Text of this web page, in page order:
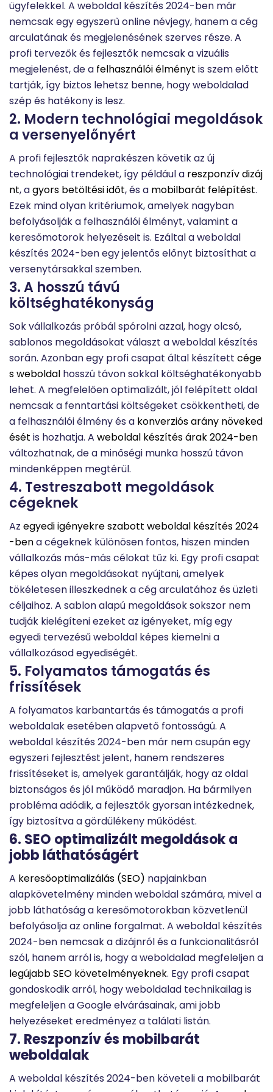
ügyfelekkel. A weboldal készítés 2024-ben már
nemcsak egy egyszerű online névjegy, hanem a cég
arculatának és megjelenésének szerves része. A
profi tervezők és fejlesztők nemcsak a vizuális
megjelenést, de a felhasználói élményt is szem előtt
tartják, így biztos lehetsz benne, hogy weboldalad
szép és hatékony is lesz.
2. Modern technológiai megoldások
a versenyelőnyért
A profi fejlesztők naprakészen követik az új
technológiai trendeket, így például a reszponzív dizáj
nt, agyors betöltési időt, és a mobilbarát felépítést.
Ezek mind olyan kritériumok, amelyek nagyban
befolyásolják a felhasználói élményt, valamint a
keresőmotorok helyezéseit is. Ezáltal a weboldal
készítés 2024-ben egy jelentős előnyt biztosíthat a
versenytársakkal szemben.
3. A hosszú távú
költséghatékonyság
Sok vállalkozás próbál spórolni azzal, hogy olcsó,
sablonos megoldásokat választ a weboldal készítés
során. Azonban egy profi csapat által készített cége
s weboldal hosszú távon sokkal költséghatékonyabb
lehet. A megfelelően optimalizált, jól felépített oldal
nemcsak a fenntartási költségeket csökkentheti, de
a felhasználói élmény és a konverziós arány növeked
ését is hozhatja. A weboldal készítés árak 2024-ben
változhatnak, de a minőségi munka hosszú távon
mindenképpen megtérül.
4. Testreszabott megoldások
cégeknek
Az egyedi igényekre szabott weboldal készítés 2024
-bena cégeknek különösen fontos, hiszen minden
vállalkozás más-más célokat tűz ki. Egy profi csapat
képes olyan megoldásokat nyújtani, amelyek
tökéletesen illeszkednek a cég arculatához és üzleti
céljaihoz. A sablon alapú megoldások sokszor nem
tudják kielégíteni ezeket az igényeket, míg egy
egyedi tervezésű weboldal képes kiemelni a
vállalkozásod egyediségét.
5. Folyamatos támogatás és
frissítések
A folyamatos karbantartás és támogatás a profi
weboldalak esetében alapvető fontosságú. A
weboldal készítés 2024-ben már nem csupán egy
egyszeri fejlesztést jelent, hanem rendszeres
frissítéseket is, amelyek garantálják, hogy az oldal
biztonságos és jól működő maradjon. Ha bármilyen
probléma adódik, a fejlesztők gyorsan intézkednek,
így biztosítva a gördülékeny működést.
6. SEO optimalizált megoldások a
jobb láthatóságért
A keresőoptimalizálás (SEO) napjainkban
alapkövetelmény minden weboldal számára, mivel a
jobb láthatóság a keresőmotorokban közvetlenül
befolyásolja az online forgalmat. A weboldal készítés
2024-ben nemcsak a dizájnról és a funkcionalitásról
szól, hanem arról is, hogy a weboldalad megfeleljen a
legújabb SEO követelményeknek. Egy profi csapat
gondoskodik arról, hogy weboldalad technikailag is
megfeleljen a Google elvárásainak, ami jobb
helyezéseket eredményez a találati listán.
7. Reszponzív és mobilbarát
weboldalak
A weboldal készítés 2024-ben követeli a mobilbarát